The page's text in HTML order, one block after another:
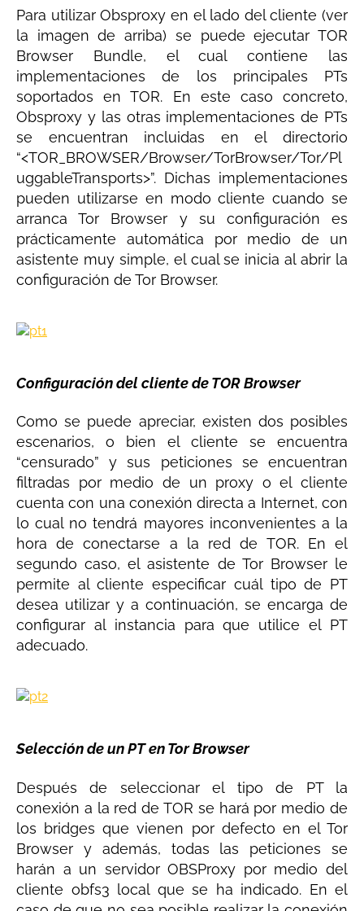
Para utilizar Obsproxy en el lado del cliente (ver
la imagen de arriba) se puede ejecutar TOR
Browser Bundle, el cual contiene las
implementaciones de los principales PTs
soportados en TOR. En este caso concreto,
Obsproxy y las otras implementaciones de PTs
se encuentran incluidas en el directorio
“<TOR_BROWSER/Browser/TorBrowser/Tor/Pl
uggableTransports>”. Dichas implementaciones
pueden utilizarse en modo cliente cuando se
arranca Tor Browser y su configuración es
prácticamente automática por medio de un
asistente muy simple, el cual se inicia al abrir la
configuración de Tor Browser.
Configuración del cliente de TOR Browser
Como se puede apreciar, existen dos posibles
escenarios, o bien el cliente se encuentra
“censurado” y sus peticiones se encuentran
filtradas por medio de un proxy o el cliente
cuenta con una conexión directa a Internet, con
lo cual no tendrá mayores inconvenientes a la
hora de conectarse a la red de TOR. En el
segundo caso, el asistente de Tor Browser le
permite al cliente especificar cuál tipo de PT
desea utilizar y a continuación, se encarga de
configurar al instancia para que utilice el PT
adecuado.
Selección de un PT en Tor Browser
Después de seleccionar el tipo de PT la
conexión a la red de TOR se hará por medio de
los bridges que vienen por defecto en el Tor
Browser y además, todas las peticiones se
harán a un servidor OBSProxy por medio del
cliente obfs3 local que se ha indicado. En el